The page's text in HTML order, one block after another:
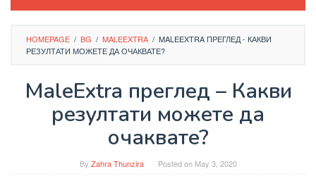
HOMEPAGE / BG / MALEEXTRA / MALEEXTRA ПРЕГЛЕД - КАКВИ
РЕЗУЛТАТИ МОЖЕТЕ ДА ОЧАКВАТЕ?
MaleExtra преглед – Какви
резултати можете да
очаквате?
By Zahra Thunzira Posted on May 3, 2020